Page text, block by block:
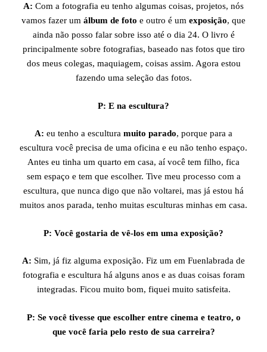
A: Com a fotografia eu tenho algumas coisas, projetos, nós
vamos fazer um álbum de foto e outro é um exposição, que
ainda não posso falar sobre isso até o dia 24. O livro é
principalmente sobre fotografias, baseado nas fotos que tiro
dos meus colegas, maquiagem, coisas assim. Agora estou
fazendo uma seleção das fotos.
P: E na escultura?
A: eu tenho a escultura muito parado, porque para a
escultura você precisa de uma oficina e eu não tenho espaço.
Antes eu tinha um quarto em casa, aí você tem filho, fica
sem espaço e tem que escolher. Tive meu processo com a
escultura, que nunca digo que não voltarei, mas já estou há
muitos anos parada, tenho muitas esculturas minhas em casa.
P: Você gostaria de vê-los em uma exposição?
A: Sim, já fiz alguma exposição. Fiz um em Fuenlabrada de
fotografia e escultura há alguns anos e as duas coisas foram
integradas. Ficou muito bom, fiquei muito satisfeita.
P: Se você tivesse que escolher entre cinema e teatro, o
que você faria pelo resto de sua carreira?